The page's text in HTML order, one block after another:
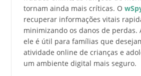
tornam ainda mais críticas. O
recuperar informações vitais
minimizando os danos de perdas.
ele é útil para famílias que
atividade online de crianças e
um ambiente digital mais seguro.